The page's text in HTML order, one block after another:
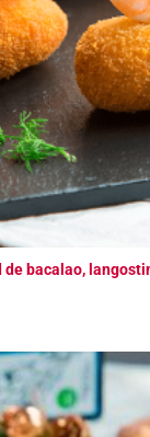
de bacalao,